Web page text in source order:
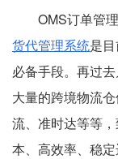
OMS订单管理
货代管理系统是
必备手段。再过去
大量的跨境物流
流、准时达等等
本、高效率、稳定